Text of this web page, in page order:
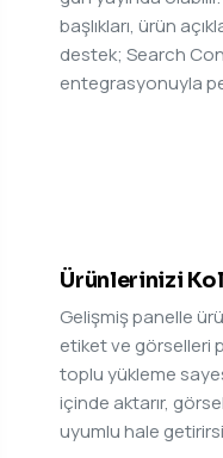
başlıkları, ürün
destek; Search
entegrasyonuyla
Ürünlerinizi
Gelişmiş panelle
etiket ve görselleri
toplu yükleme
içinde aktarır,
uyumlu hale